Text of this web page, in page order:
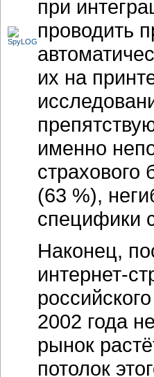
при
проводить
их на
именно
страхового
(63 %),
специфики
Наконец,
интернет-
2002 года
рынок
потолок